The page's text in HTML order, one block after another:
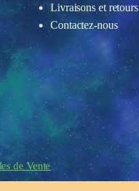
Livraisons et retours
Contactez-nous
de Vente